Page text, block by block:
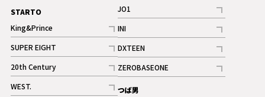
STARTO
King&Prince
記事
SUPER EIGHT
記事
20th Century
記事
WEST.
JO1
記事
INI
記事
ギャラリー
DXTEEN
記事
ギャラリー
ZEROBASEONE
記事
つば男